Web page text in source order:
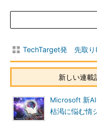
TechTarget発 先取り
新しい連載
Microsoft 新
枯渇に悩む情